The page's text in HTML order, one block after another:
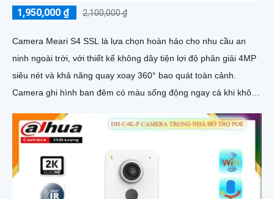
1,950,000 ₫ 2,100,000 ₫
Camera Meari S4 SSL là lựa chọn hoàn hảo cho nhu cầu an
ninh ngoài trời, với thiết kế không dây tiện lợi độ phân giải 4MP
siêu nét và khả năng quay xoay 360° bao quát toàn cảnh.
Camera ghi hình ban đêm có màu sống động ngay cả khi không
chiều giúp bạn chủ động phát hiện và xử lý mọi tình huống